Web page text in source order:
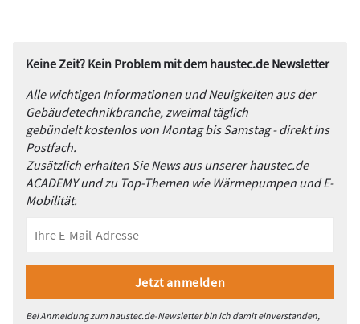
Keine Zeit? Kein Problem mit dem haustec.de Newsletter
Alle wichtigen Informationen und Neuigkeiten aus der
Gebäudetechnikbranche, zweimal täglich
gebündelt kostenlos von Montag bis Samstag - direkt ins
Postfach.
Zusätzlich erhalten Sie News aus unserer haustec.de
ACADEMY und zu Top-Themen wie Wärmepumpen und E-
Mobilität.
Bei Anmeldung zum haustec.de-Newsletter bin ich damit einverstanden,